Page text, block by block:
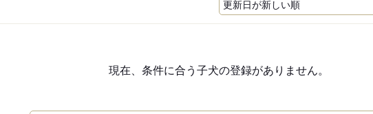
現在、条件に合う子犬の登録がありません。